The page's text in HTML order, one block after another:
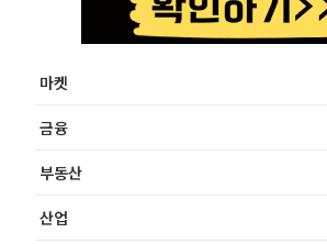
마켓
금융
부동산
산업